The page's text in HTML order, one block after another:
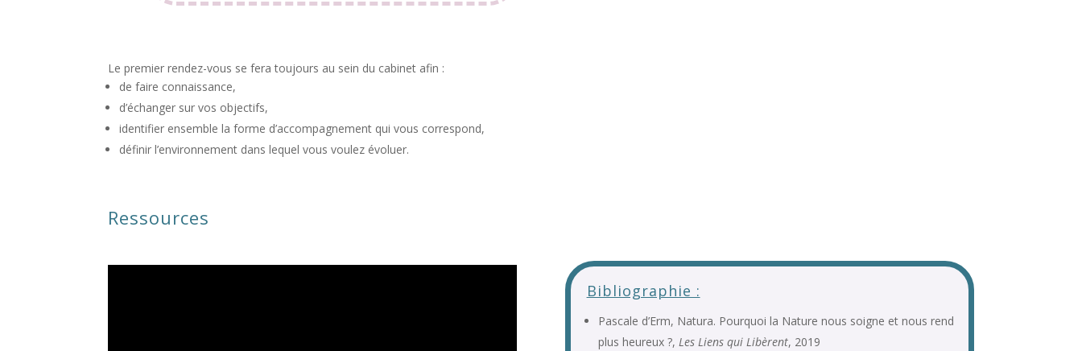
Le premier rendez-vous se fera toujours au sein du cabinet afin :
de faire connaissance,
d’échanger sur vos objectifs,
identifier ensemble la forme d’accompagnement qui vous correspond,
définir l’environnement dans lequel vous voulez évoluer.
Ressources
Bibliographie :
Pascale d’Erm, Natura. Pourquoi la Nature nous soigne et nous rend
plus heureux ?, Les Liens qui Libèrent, 2019